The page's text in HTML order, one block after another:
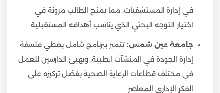
في إدارة المستشفيات، مما يمنح الطالب مرونة في
اختيار التوجه البحثي الذي يناسب أهدافه المستقبلية.
جامعة عين شمس:تتميز ببرنامج شامل يغطي فلسفة
إدارة الجودة في المنشآت الطبية، ويهيئ الدارسين للعمل
في مختلف قطاعات الرعاية الصحية بفضل تركيزه على
الفكر الإداري المعاصر.